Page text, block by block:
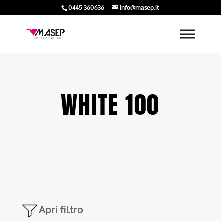
0445 360636 info@masep.it
WHITE 100
Apri filtro